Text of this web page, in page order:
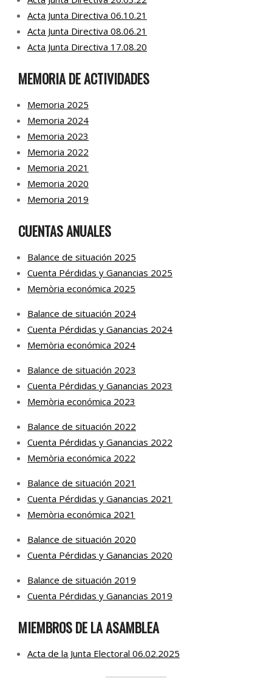
Acta Junta Directiva 06.10.21
Acta Junta Directiva 08.06.21
Acta Junta Directiva 17.08.20
MEMORIA DE ACTIVIDADES
Memoria 2025
Memoria 2024
Memoria 2023
Memoria 2022
Memoria 2021
Memoria 2020
Memoria 2019
CUENTAS ANUALES
Balance de situación 2025
Cuenta Pérdidas y Ganancias 2025
Memòria económica 2025
Balance de situación 2024
Cuenta Pérdidas y Ganancias 2024
Memòria económica 2024
Balance de situación 2023
Cuenta Pérdidas y Ganancias 2023
Memòria económica 2023
Balance de situación 2022
Cuenta Pérdidas y Ganancias 2022
Memòria económica 2022
Balance de situación 2021
Cuenta Pérdidas y Ganancias 2021
Memòria económica 2021
Balance de situación 2020
Cuenta Pérdidas y Ganancias 2020
Balance de situación 2019
Cuenta Pérdidas y Ganancias 2019
MIEMBROS DE LA ASAMBLEA
Acta de la Junta Electoral 06.02.2025